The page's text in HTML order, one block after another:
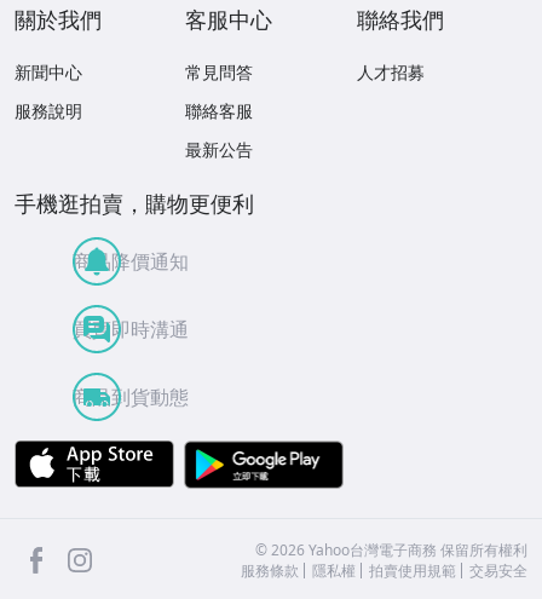
關於我們
新聞中心
服務說明
客服中心
常見問答
聯絡客服
最新公告
聯絡我們
人才招募
手機逛拍賣，購物更便利
商品降價通知
買賣即時溝通
商品到貨動態
APP Store
facebook ©2026 Yahoo台灣電子商務 保留所有權利
服務條款
隱私權 拍賣使用規範 交易安全